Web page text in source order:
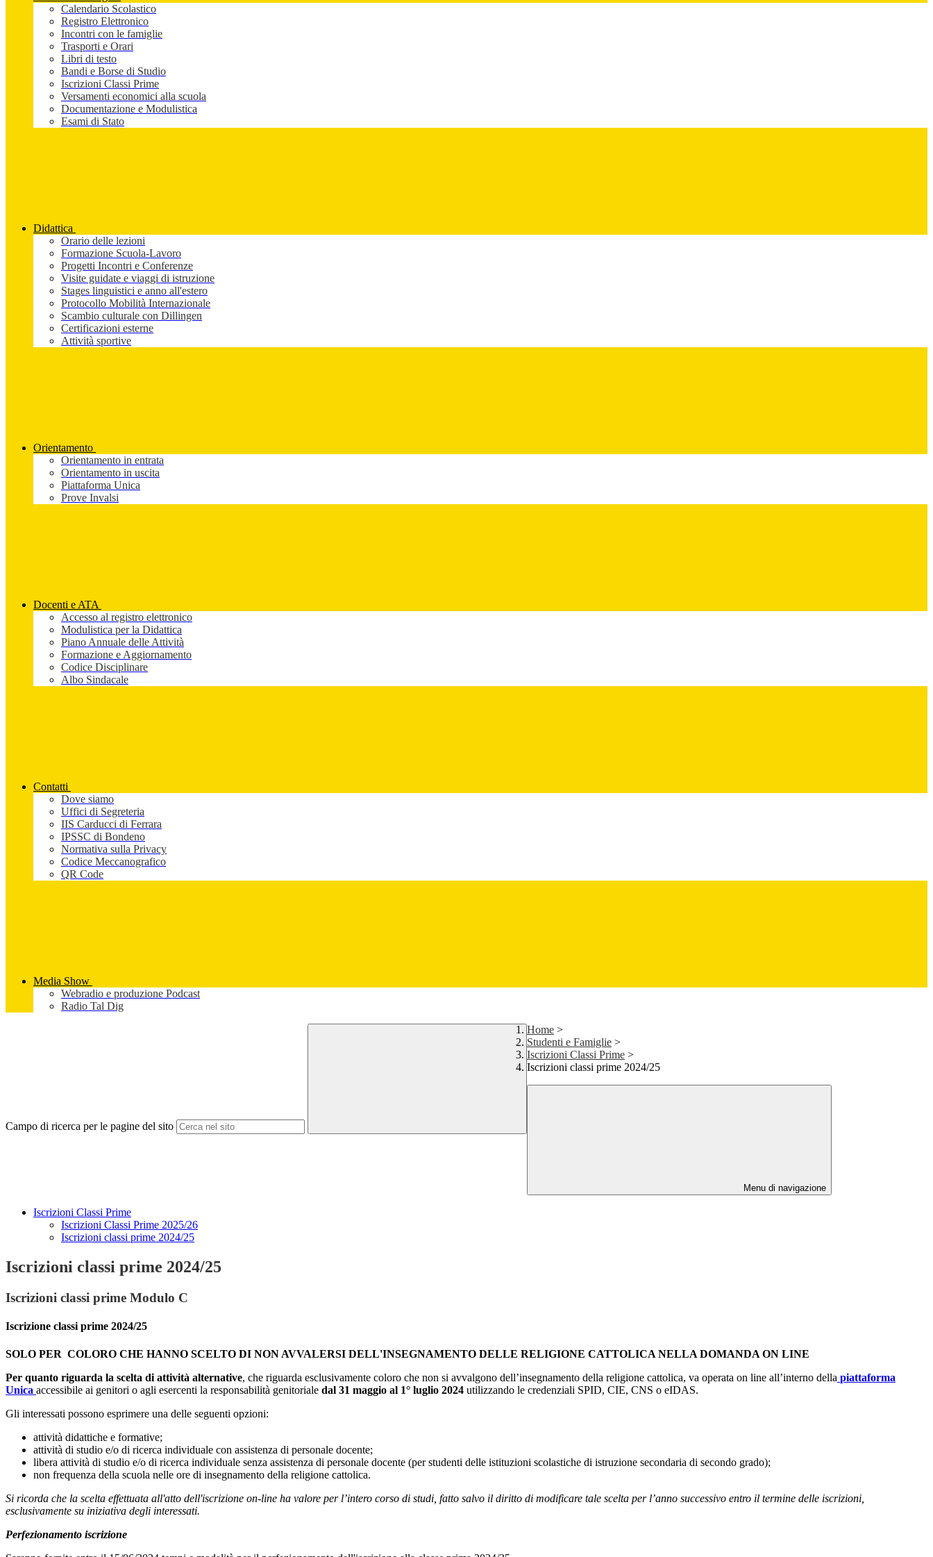
Calendario Scolastico
Registro Elettronico
Incontri con le famiglie
Trasporti e Orari
Libri di testo
Bandi e Borse di Studio
Iscrizioni Classi Prime
Versamenti economici alla scuola
Documentazione e Modulistica
Esami di Stato
Didattica
Orario delle lezioni
Formazione Scuola-Lavoro
Progetti Incontri e Conferenze
Visite guidate e viaggi di istruzione
Stages linguistici e anno all'estero
Protocollo Mobilità Internazionale
Scambio culturale con Dillingen
Certificazioni esterne
Attività sportive
Orientamento
Orientamento in entrata
Orientamento in uscita
Piattaforma Unica
Prove Invalsi
Docenti e ATA
Accesso al registro elettronico
Modulistica per la Didattica
Piano Annuale delle Attività
Formazione e Aggiornamento
Codice Disciplinare
Albo Sindacale
Contatti
Dove siamo
Uffici di Segreteria
IIS Carducci di Ferrara
IPSSC di Bondeno
Normativa sulla Privacy
Codice Meccanografico
QR Code
Media Show
Webradio e produzione Podcast
Radio Tal Dig
Campo di ricerca per le pagine del sito
Home >
Studenti e Famiglie >
Iscrizioni Classi Prime >
Iscrizioni classi prime 2024/25
Menu di navigazione
Iscrizioni Classi Prime
Iscrizioni Classi Prime 2025/26
Iscrizioni classi prime 2024/25
Iscrizioni classi prime 2024/25
Iscrizioni classi prime Modulo C
Iscrizione classi prime 2024/25
SOLO PER COLORO CHE HANNO SCELTO DI NON AVVALERSI DELL'INSEGNAMENTO DELLE RELIGIONE CATTOLICA NELLA DOMANDA ON LINE
Per quanto riguarda la scelta di attività alternative, che riguarda esclusivamente coloro che non si avvalgono dell’insegnamento della religione cattolica, va operata on line all’interno della piattaforma
Unica accessibile ai genitori o agli esercenti la responsabilità genitoriale dal 31 maggio al 1° luglio 2024 utilizzando le credenziali SPID, CIE, CNS o eIDAS.
Gli interessati possono esprimere una delle seguenti opzioni:
attività didattiche e formative;
attività di studio e/o di ricerca individuale con assistenza di personale docente;
libera attività di studio e/o di ricerca individuale senza assistenza di personale docente (per studenti delle istituzioni scolastiche di istruzione secondaria di secondo grado);
non frequenza della scuola nelle ore di insegnamento della religione cattolica.
Si ricorda che la scelta effettuata all'atto dell'iscrizione on-line ha valore per l’intero corso di studi, fatto salvo il diritto di modificare tale scelta per l’anno successivo entro il termine delle iscrizioni,
esclusivamente su iniziativa degli interessati.
Perfezionamento iscrizione